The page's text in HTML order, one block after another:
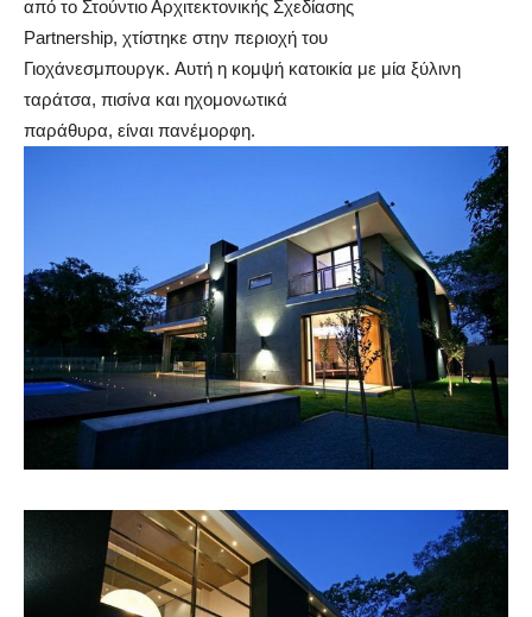
από το Στούντιο Αρχιτεκτονικής Σχεδίασης
Partnership, χτίστηκε στην περιοχή του
Γιοχάνεσμπουργκ. Αυτή η κομψή κατοικία με μία ξύλινη
ταράτσα, πισίνα και ηχομονωτικά
παράθυρα, είναι πανέμορφη.